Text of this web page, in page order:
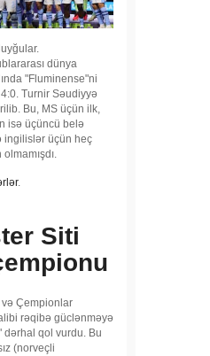
dünya
"Fluminense"ni
Turnir Səudiyyə
Bu, MS üçün ilk,
isə üçüncü belə
ingilislər üçün heç
.
Siti
Çempionlar
rəqibə güclənməyə
dərhal qol vurdu. Bu
(norveçli